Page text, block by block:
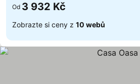
Od 3 932 Kč
Zobrazte si ceny z 10 webů